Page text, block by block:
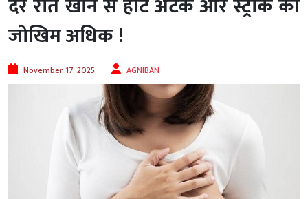
देर रात खाने से हार्ट अटैक और स्ट्रोक का
जोखिम अधिक !
November 17, 2025 AGNIBAN